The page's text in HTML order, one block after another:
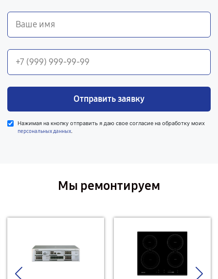
Отправить заявку
Нажимая на кнопку отправить я даю свое согласие на обработку моих
персональных данных.
Мы ремонтируем